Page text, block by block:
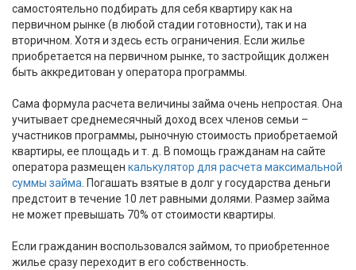
самостоятельно подбирать для себя квартиру как на
первичном рынке (в любой стадии готовности), так и на
вторичном. Хотя и здесь есть ограничения. Если жилье
приобретается на первичном рынке, то застройщик должен
быть аккредитован у оператора программы.
Сама формула расчета величины займа очень непростая. Она
учитывает среднемесячный доход всех членов семьи –
участников программы, рыночную стоимость приобретаемой
квартиры, ее площадь и т. д. В помощь гражданам на сайте
оператора размещен калькулятор для расчета максимальной
суммы займа . Погашать взятые в долг у государства деньги
предстоит в течение 10 лет равными долями. Размер займа
не может превышать 70% от стоимости квартиры.
Если гражданин воспользовался займом, то приобретенное
жилье сразу переходит в его собственность.